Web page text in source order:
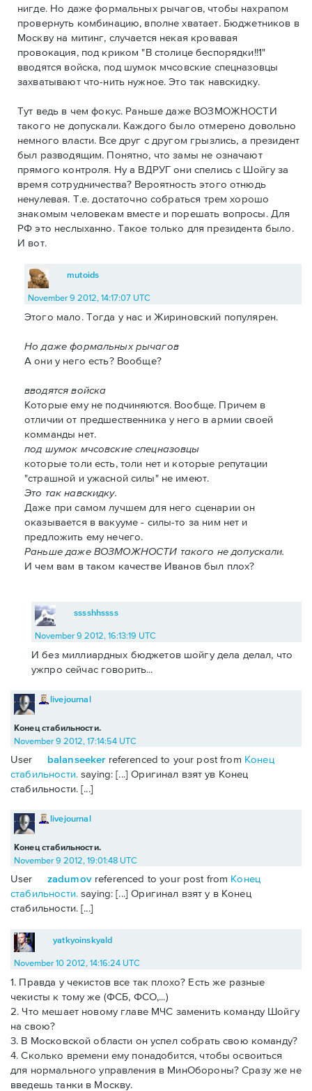
нигде. Но даже формальных рычагов, чтобы нахрапом
провернуть комбинацию, вполне хватает. Бюджетников в
Москву на митинг, случается некая кровавая
провокация, под криком "В столице беспорядки!!1"
вводятся войска, под шумок мчсовские спецназовцы
захватывают что-нить нужное. Это так навскидку.
Тут ведь в чем фокус. Раньше даже ВОЗМОЖНОСТИ
такого не допускали. Каждого было отмерено довольно
немного власти. Все друг с другом грызлись, а президент
был разводящим. Понятно, что замы не означают
прямого контроля. Ну а ВДРУГ они спелись с Шойгу за
время сотрудничества? Вероятность этого отнюдь
ненулевая. Т.е. достаточно собраться трем хорошо
знакомым человекам вместе и порешать вопросы. Для
РФ это неслыханно. Такое только для президента было.
И вот.
mutoids
November 9 2012, 14:17:07 UTC
Этого мало. Тогда у нас и Жириновский популярен.
Но даже формальных рычагов
А они у него есть? Вообще?
вводятся войска
Которые ему не подчиняются. Вообще. Причем в
отличии от предшественника у него в армии своей
комманды нет.
под шумок мчсовские спецназовцы
которые толи есть, толи нет и которые репутации
"страшной и ужасной силы" не имеют.
Это так навскидку.
Даже при самом лучшем для него сценарии он
оказывается в вакууме - силы-то за ним нет и
предложить ему нечего.
Раньше даже ВОЗМОЖНОСТИ такого не допускали.
И чем вам в таком качестве Иванов был плох?
sssshhssss
November 9 2012, 16:13:19 UTC
И без миллиардных бюджетов шойгу дела делал, что
ужпро сейчас говорить...
Конец стабильности.
livejournal
November 9 2012, 17:14:54 UTC
User balanseeker referenced to your post from Конец
стабильности.saying: [...] Оригинал взят ув Конец
стабильности. [...]
Конец стабильности.
livejournal
November 9 2012, 19:01:48 UTC
User zadumovreferenced to your post from Конец
стабильности.saying: [...] Оригинал взят у в Конец
стабильности. [...]
yatkyoinskyald
November 10 2012, 14:16:24 UTC
1. Правда у чекистов все так плохо? Есть же разные
чекисты к тому же (ФСБ, ФСО,...)
2. Что мешает новому главе МЧС заменить команду Шойгу
на свою?
3. В Московской области он успел собрать свою команду?
4. Сколько времени ему понадобится, чтобы освоиться
для нормального управления в МинОбороны? Сразу же не
введешь танки в Москву.